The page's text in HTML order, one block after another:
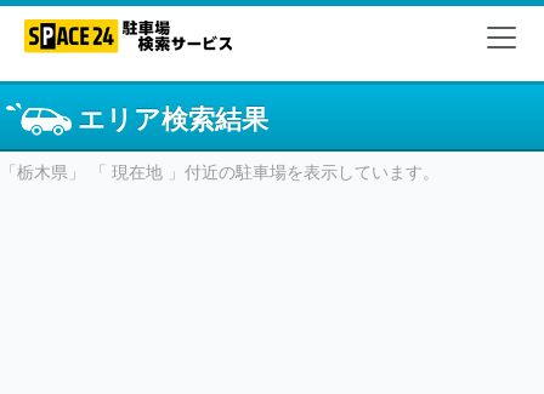
エリア検索結果
「栃木県」 「 現在地 」付近の駐車場を表示しています。